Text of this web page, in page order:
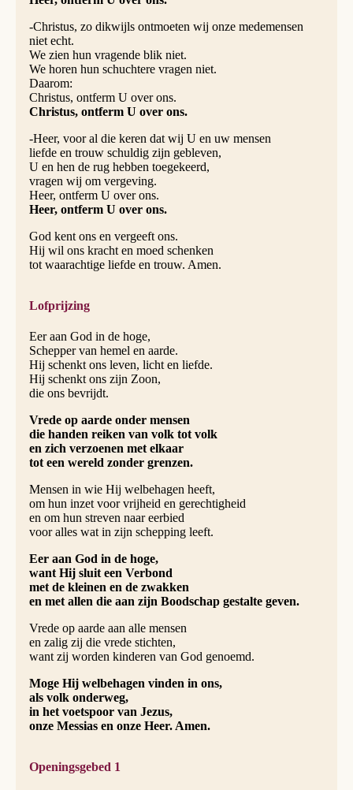
-Christus, zo dikwijls ontmoeten wij onze medemensen
niet echt.
We zien hun vragende blik niet.
We horen hun schuchtere vragen niet.
Daarom:
Christus, ontferm U over ons.
Christus, ontferm U over ons.
-Heer, voor al die keren dat wij U en uw mensen
liefde en trouw schuldig zijn gebleven,
U en hen de rug hebben toegekeerd,
vragen wij om vergeving.
Heer, ontferm U over ons.
Heer, ontferm U over ons.
God kent ons en vergeeft ons.
Hij wil ons kracht en moed schenken
tot waarachtige liefde en trouw. Amen.
Lofprijzing
Eer aan God in de hoge,
Schepper van hemel en aarde.
Hij schenkt ons leven, licht en liefde.
Hij schenkt ons zijn Zoon,
die ons bevrijdt.
Vrede op aarde onder mensen
die handen reiken van volk tot volk
en zich verzoenen met elkaar
tot een wereld zonder grenzen.
Mensen in wie Hij welbehagen heeft,
om hun inzet voor vrijheid en gerechtigheid
en om hun streven naar eerbied
voor alles wat in zijn schepping leeft.
Eer aan God in de hoge,
want Hij sluit een Verbond
met de kleinen en de zwakken
en met allen die aan zijn Boodschap gestalte geven.
Vrede op aarde aan alle mensen
en zalig zij die vrede stichten,
want zij worden kinderen van God genoemd.
Moge Hij welbehagen vinden in ons,
als volk onderweg,
in het voetspoor van Jezus,
onze Messias en onze Heer. Amen.
Openingsgebed 1